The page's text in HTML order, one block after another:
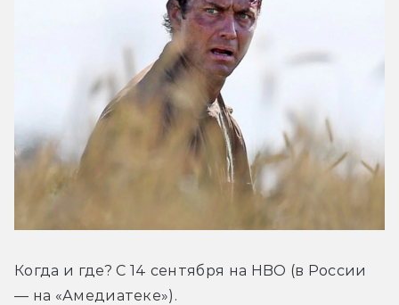
Когда и где? С 14 сентября на HBO (в России
— на «Амедиатеке»).